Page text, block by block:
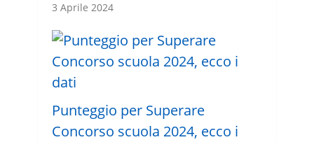
3 Aprile 2024
Punteggio per Superare
Concorso scuola 2024, ecco i